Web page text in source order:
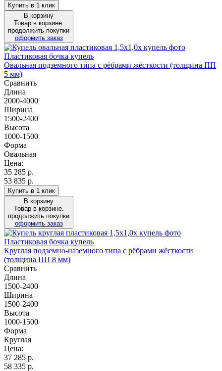
Купить в 1 клик
В корзину
Товар в корзине.
продолжить покупки
оформить заказ
Пластиковая бочка купель
Овальная подземного типа с рёбрами жёсткости (толщина ПП
5 мм)
Сравнить
Длина
2000-4000
Ширина
1500-2400
Высота
1000-1500
Форма
Овальная
Цена:
35 285 р.
53 835 р.
Купить в 1 клик
В корзину
Товар в корзине.
продолжить покупки
оформить заказ
Пластиковая бочка купель
Круглая подземно-наземного типа с рёбрами жёсткости
(толщина ПП 8 мм)
Сравнить
Длина
1500-2400
Ширина
1500-2400
Высота
1000-1500
Форма
Круглая
Цена:
37 285 р.
58 335 р.